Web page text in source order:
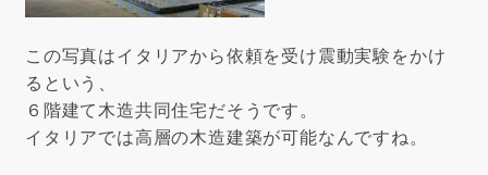
この写真はイタリアから依頼を受け震動実験をかけ
るという、
６階建て木造共同住宅だそうです。
イタリアでは高層の木造建築が可能なんですね。